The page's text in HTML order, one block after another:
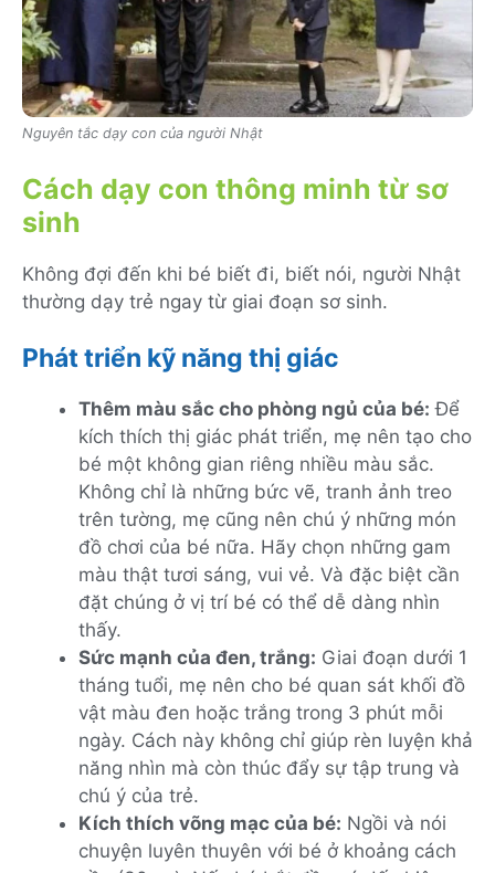
Nguyên tắc dạy con của người Nhật
Cách dạy con thông minh từ sơ
sinh
Không đợi đến khi bé biết đi, biết nói, người Nhật
thường dạy trẻ ngay từ giai đoạn sơ sinh.
Phát triển kỹ năng thị giác
Thêm màu sắc cho phòng ngủ của bé: Để
kích thích thị giác phát triển, mẹ nên tạo cho
bé một không gian riêng nhiều màu sắc.
Không chỉ là những bức vẽ, tranh ảnh treo
trên tường, mẹ cũng nên chú ý những món
đồ chơi của bé nữa. Hãy chọn những gam
màu thật tươi sáng, vui vẻ. Và đặc biệt cần
đặt chúng ở vị trí bé có thể dễ dàng nhìn
thấy.
Sức mạnh của đen, trắng: Giai đoạn dưới 1
tháng tuổi, mẹ nên cho bé quan sát khối đồ
vật màu đen hoặc trắng trong 3 phút mỗi
ngày. Cách này không chỉ giúp rèn luyện khả
năng nhìn mà còn thúc đẩy sự tập trung và
chú ý của trẻ.
Kích thích võng mạc của bé: Ngồi và nói
chuyện luyên thuyên với bé ở khoảng cách